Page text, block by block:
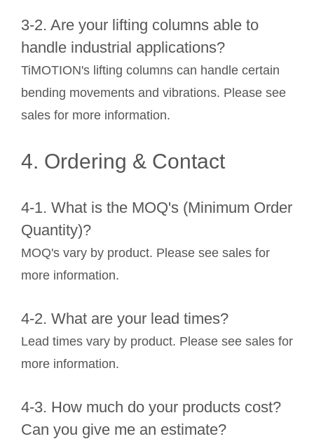
3-2. Are your lifting columns able to
handle industrial applications?
TiMOTION's lifting columns can handle certain
bending movements and vibrations. Please see
sales for more information.
4. Ordering & Contact
4-1. What is the MOQ's (Minimum Order
Quantity)?
MOQ's vary by product. Please see sales for
more information.
4-2. What are your lead times?
Lead times vary by product. Please see sales for
more information.
4-3. How much do your products cost?
Can you give me an estimate?